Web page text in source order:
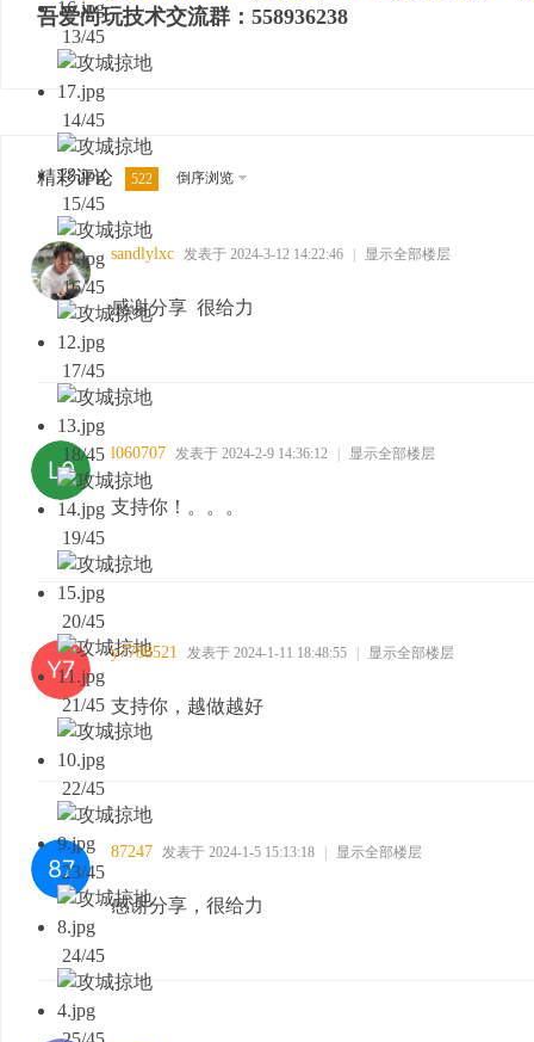
13/45
14/45
15/45
16/45
17/45
18/45
19/45
20/45
21/45
22/45
23/45
24/45
吾爱尚玩技术交流群：558936238
精彩评论 522 倒序浏览
sandlylxc 发表于 2024-3-12 14:22:46 显示全部楼层
感谢分享 很给力
l060707 发表于 2024-2-9 14:36:12 显示全部楼层
支持你！。。。
y7788521 发表于 2024-1-11 18:48:55 显示全部楼层
支持你，越做越好
87247 发表于 2024-1-5 15:13:18 显示全部楼层
感谢分享，很给力